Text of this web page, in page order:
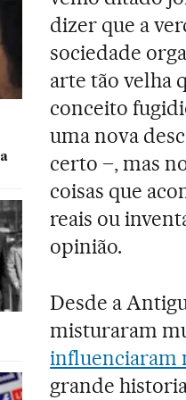
dizer que a
sociedade
arte tão velha
conceito
uma nova
certo –, mas
coisas que
reais ou
opinião.
Desde a
misturaram
influenciaram
grande